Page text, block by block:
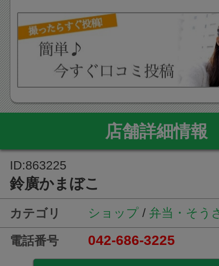
店舗詳細情報
ID:863225
鈴廣かまぼこ
カテゴリ ショップ / 弁当・そう
電話番号 042-686-3225